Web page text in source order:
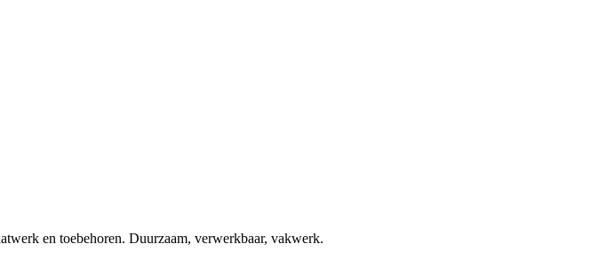
en toebehoren. Duurzaam, verwerkbaar, vakwerk.